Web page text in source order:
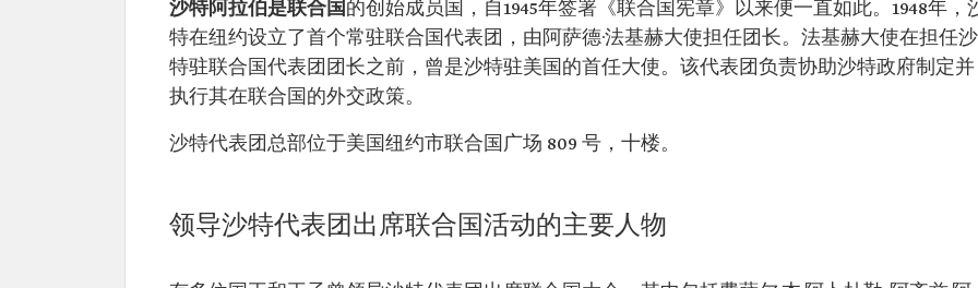
沙特阿拉伯是联合国的创始成员国，自1945年签署《联合国宪章》以来便一直如此。1948年，
特在纽约设立了首个常驻联合国代表团，由阿萨德·法基赫大使担任团长。法基赫大使在担任沙
特驻联合国代表团团长之前，曾是沙特驻美国的首任大使。该代表团负责协助沙特政府制定并
执行其在联合国的外交政策。
沙特代表团总部位于美国纽约市联合国广场 809 号，十楼。
领导沙特代表团出席联合国活动的主要人物